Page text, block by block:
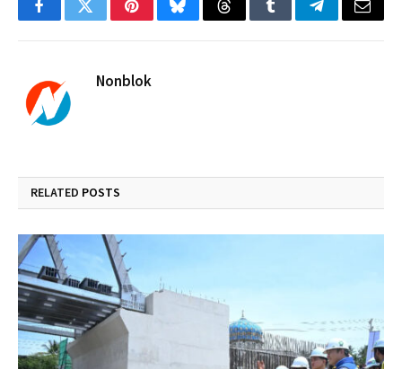
FacebookTwitterPinterestBlueskyThreadsTumblrTelegramEmail
Nonblok
RELATED POSTS